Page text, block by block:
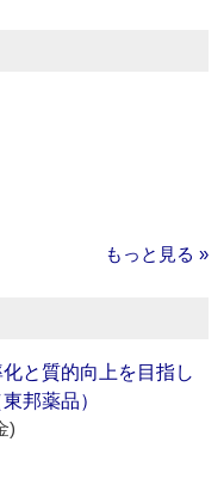
もっと見る »
化と質的向上を目指し
邦薬品）
)